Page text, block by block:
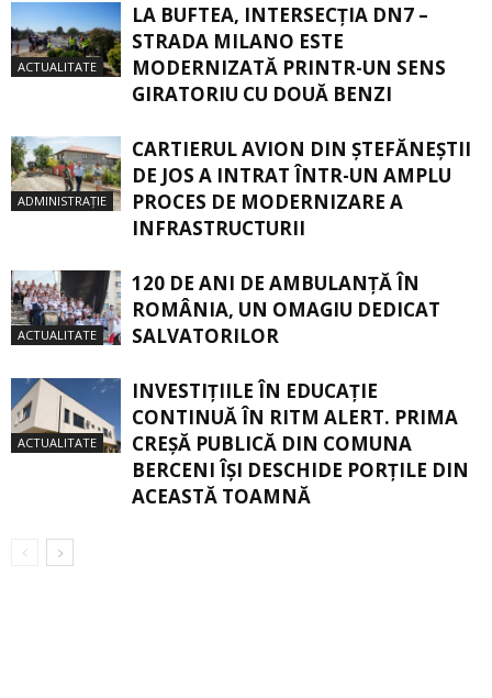
ACTUALITATE
LA BUFTEA, INTERSECŢIA DN7 –
STRADA MILANO ESTE
MODERNIZATĂ PRINTR-UN SENS
GIRATORIU CU DOUĂ BENZI
ADMINISTRAȚIE
CARTIERUL AVION DIN ŞTEFĂNEŞTII
DE JOS A INTRAT ÎNTR-UN AMPLU
PROCES DE MODERNIZARE A
INFRASTRUCTURII
ACTUALITATE
120 DE ANI DE AMBULANȚĂ ÎN
ROMÂNIA, UN OMAGIU DEDICAT
SALVATORILOR
ACTUALITATE
INVESTIȚIILE ÎN EDUCAȚIE
CONTINUĂ ÎN RITM ALERT. PRIMA
CREŞĂ PUBLICĂ DIN COMUNA
BERCENI ÎŞI DESCHIDE PORŢILE DIN
ACEASTĂ TOAMNĂ